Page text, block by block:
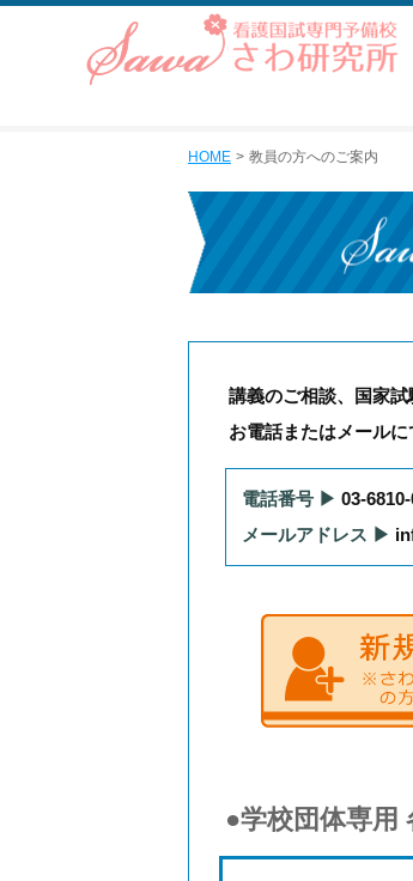
HOME 教員の方へのご案内
講義のご相談、国家
お電話またはメール
電話番号 ▶︎ 03-
メールアドレス ▶︎
●学校団体専用